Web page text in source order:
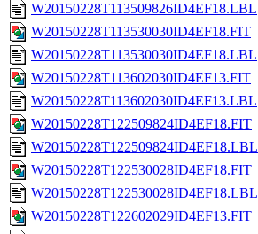
W20150228T113509826ID4EF18.LBL
W20150228T113530030ID4EF18.FIT
W20150228T113530030ID4EF18.LBL
W20150228T113602030ID4EF13.FIT
W20150228T113602030ID4EF13.LBL
W20150228T122509824ID4EF18.FIT
W20150228T122509824ID4EF18.LBL
W20150228T122530028ID4EF18.FIT
W20150228T122530028ID4EF18.LBL
W20150228T122602029ID4EF13.FIT